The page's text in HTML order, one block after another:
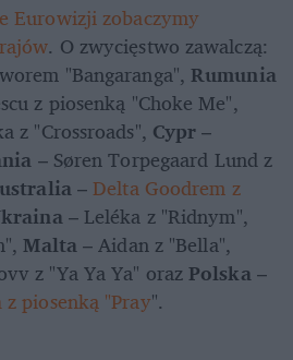
Eurowizji zobaczymy
"Bangaranga", Rumunia
z "Crossroads", Cypr –
– Søren Torpegaard Lund z
– Delta Goodrem z
Malta
z "Ya Ya Ya" oraz Polska –
z piosenką "Pray".